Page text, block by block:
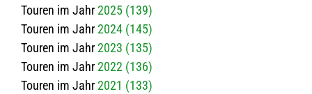
Touren im Jahr2025 (139)
Touren im Jahr2024 (145)
Touren im Jahr2023 (135)
Touren im Jahr2022 (136)
Touren im Jahr2021 (133)